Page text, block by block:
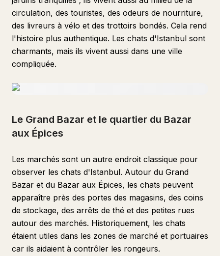
circulation, des touristes, des odeurs de nourriture,
des livreurs à vélo et des trottoirs bondés. Cela rend
l'histoire plus authentique. Les chats d'Istanbul sont
charmants, mais ils vivent aussi dans une ville
compliquée.
Le Grand Bazar et le quartier du Bazar
aux Épices
Les marchés sont un autre endroit classique pour
observer les chats d'Istanbul. Autour du Grand
Bazar et du Bazar aux Épices, les chats peuvent
apparaître près des portes des magasins, des coins
de stockage, des arrêts de thé et des petites rues
autour des marchés. Historiquement, les chats
étaient utiles dans les zones de marché et portuaires
car ils aidaient à contrôler les rongeurs.